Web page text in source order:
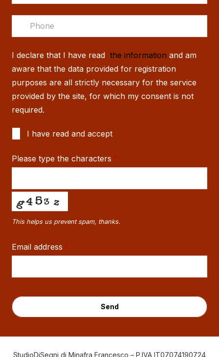
I declare that I have read the information and am
aware that the data provided for registration
purposes are all strictly necessary for the service
provided by the site, for which my consent is not
required.
I have read and accept
Please type the characters *
This helps us prevent spam, thanks.
Email address *
Send
StudioDiSegni di Minafra Francesco – P.IVA IT07074190724